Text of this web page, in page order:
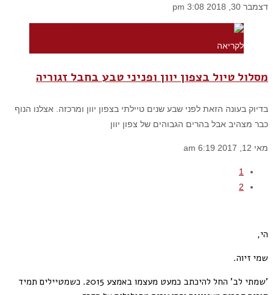
דצמבר 30, 2018 3:08 pm
לקריאה
מסלול טיול בצפון יוון ופניני טבע בחבל זגוריה
בדיוק בעונה הזאת לפני שבע שנים טיילתי בצפון יוון ומרכזה. אצלנו הנוף
כבר מצהיב אבל בהרים הגבוהים של צפון יוון
מאי 12, 2017 6:19 am
1
2
הי,
שמי זיוה.
'שמתי לב' החל להיכתב כמעט מעצמו באמצע 2015. כשמטיילים תמיד